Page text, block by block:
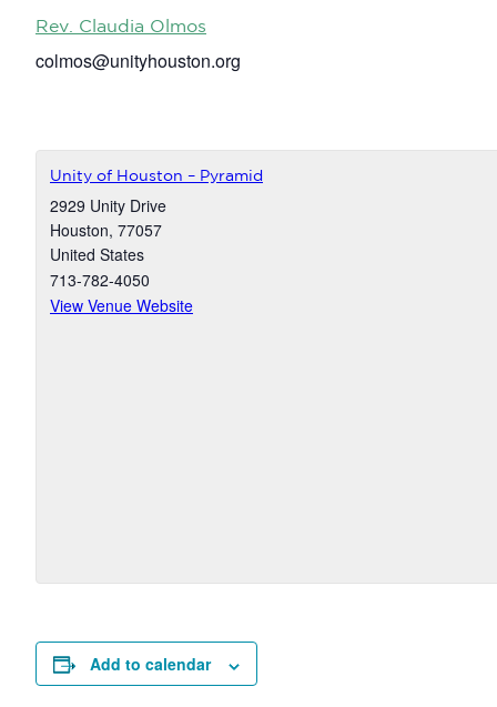
Rev. Claudia Olmos
colmos@unityhouston.org
Unity of Houston – Pyramid
2929 Unity Drive
Houston, 77057
United States
713-782-4050
View Venue Website
Add to calendar